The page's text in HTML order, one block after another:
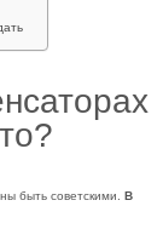
быть советскими. В